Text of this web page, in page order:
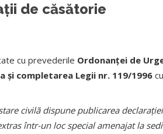
de căsătorie
cu prevederile Ordonanţei de
şi completarea Legii nr. 119/1996
civilă dispune publicarea
într-un loc special amenajat la